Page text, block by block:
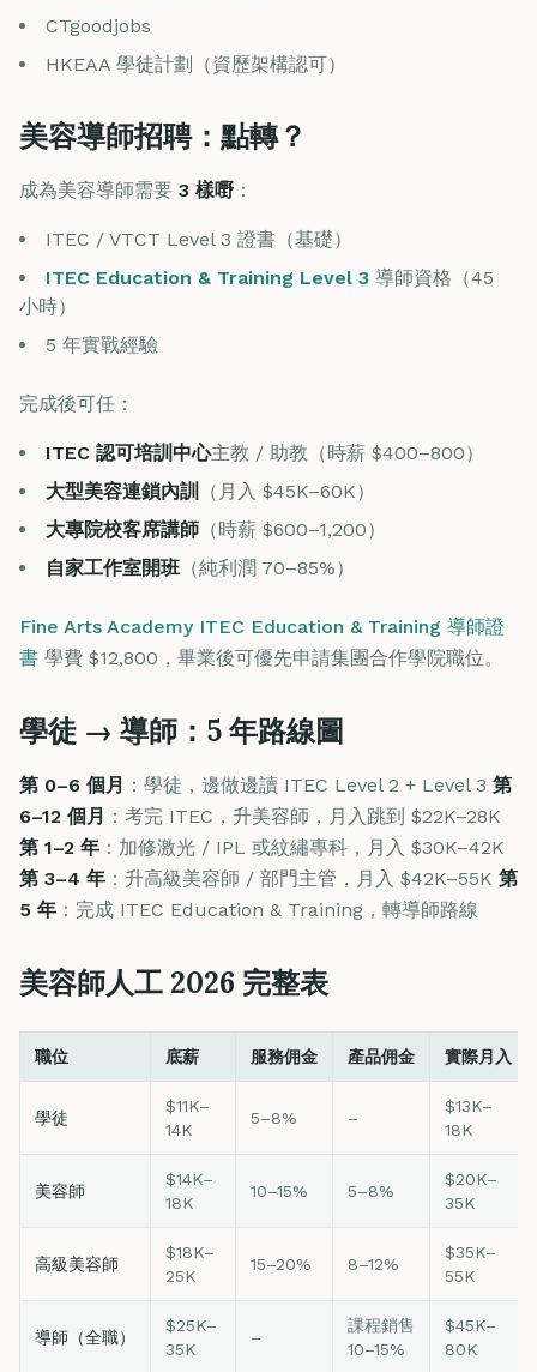
CTgoodjobs
HKEAA 學徒計劃（資歷架構認可）
美容導師招聘：點轉？
成為美容導師需要 3 樣嘢 ：
ITEC / VTCT Level 3 證書（基礎）
ITEC Education & Training Level 3 導師資格（45
小時）
5 年實戰經驗
完成後可任：
ITEC 認可培訓中心主教 / 助教（時薪 $400–800）
大型美容連鎖內訓
（月入 $45K–60K）
大專院校客席講師 （時薪 $600–1,200）
自家工作室開班（純利潤 70–85%）
Fine Arts Academy ITEC Education & Training 導師證
書 學費 $12,800，畢業後可優先申請集團合作學院職位。
學徒 → 導師：5 年路線圖
第 0–6 個月 ：學徒，邊做邊讀 ITEC Level 2 + Level 3 第
6–12 個月 ：考完 ITEC，升美容師，月入跳到 $22K–28K
第 1–2 年 ：加修激光 / IPL 或紋繡專科，月入 $30K–42K
第 3–4 年 ：升高級美容師 / 部門主管，月入 $42K–55K 第
5 年 ：完成 ITEC Education & Training，轉導師路線
美容師人工 2026 完整表
職位 底薪 服務佣金 產品佣金 實際月入
學徒
$11K–
14K
5–8% –
$13K–
18K
美容師
$14K–
18K
10–15% 5–8%
$20K–
35K
高級美容師
$18K–
25K
15–20% 8–12%
$35K–
55K
導師（全職）
$25K–
35K
–
課程銷售
10–15%
$45K–
80K